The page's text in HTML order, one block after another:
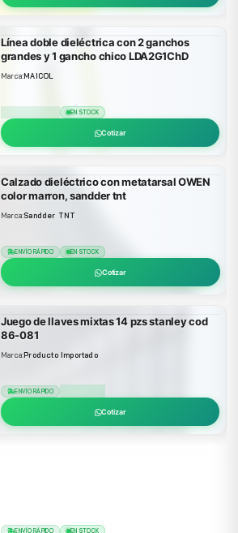
Línea doble dieléctrica con 2 ganchos
grandes y 1 gancho chico LDA2G1ChD
Marca:MAICOL
EN STOCK
Cotizar
Calzado dieléctrico con metatarsal OWEN
color marron, sandder tnt
Marca:Sandder TNT
ENVÍO RÁPIDO EN STOCK
Cotizar
Juego de llaves mixtas 14 pzs stanley cod
86-081
Marca:Producto Importado
ENVÍO RÁPIDO
Cotizar
ENVÍO RÁPIDO EN STOCK